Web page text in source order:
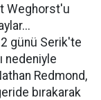
Weghorst'u
günü Serik'te
nedeniyle
Redmond,
bırakarak